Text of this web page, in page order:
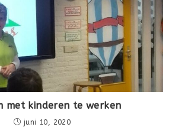
met kinderen te werken
juni 10, 2020